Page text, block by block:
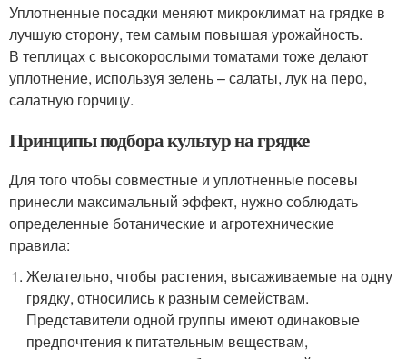
Уплотненные посадки меняют микроклимат на грядке в
лучшую сторону, тем самым повышая урожайность.
В теплицах с высокорослыми томатами тоже делают
уплотнение, используя зелень – салаты, лук на перо,
салатную горчицу.
Принципы подбора культур на грядке
Для того чтобы совместные и уплотненные посевы
принесли максимальный эффект, нужно соблюдать
определенные ботанические и агротехнические
правила:
Желательно, чтобы растения, высаживаемые на одну
грядку, относились к разным семействам.
Представители одной группы имеют одинаковые
предпочтения к питательным веществам,